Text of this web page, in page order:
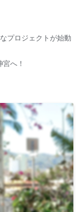
プロジェクトが始動
へ！